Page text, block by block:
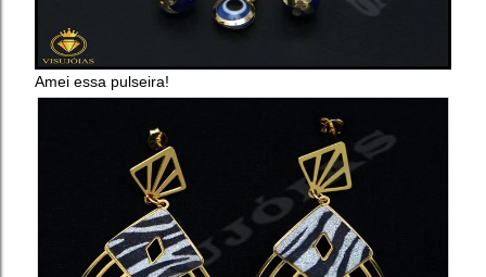
Amei essa pulseira!